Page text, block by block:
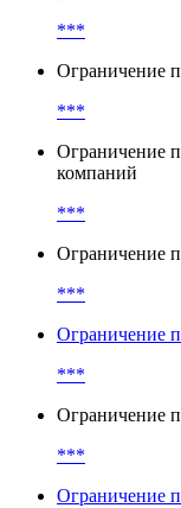
***
Ограничение
***
Ограничение
компаний
***
Ограничение
***
Ограничение
***
Ограничение
***
Ограничение